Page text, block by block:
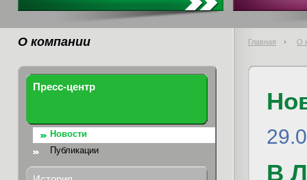
О компании Главная О
Пресс-центр
Новости
Публикации
В